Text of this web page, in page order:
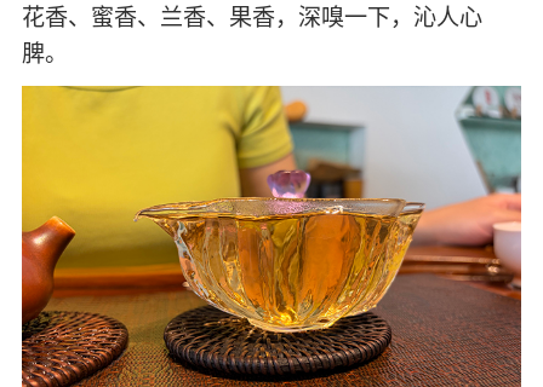
花香、蜜香、兰香、果香，深嗅一下，沁人心
脾。